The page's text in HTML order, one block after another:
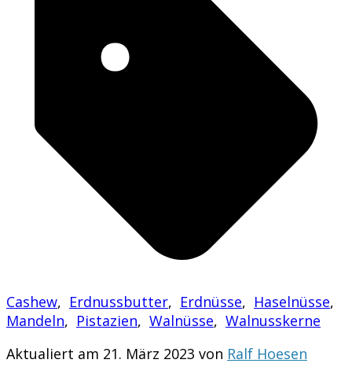
Cashew, Erdnussbutter, Erdnüsse, Haselnüsse,
Mandeln, Pistazien, Walnüsse, Walnusskerne
Aktualiert am 21. März 2023 von Ralf Hoesen